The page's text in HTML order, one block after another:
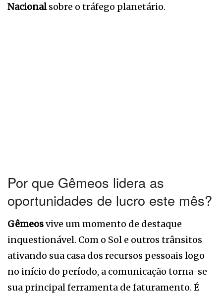
Nacionalsobre o tráfego planetário.
Por que Gêmeos lidera as
oportunidades de lucro este mês?
Gêmeosvive um momento de destaque
inquestionável. Com o Sol e outros trânsitos
ativando sua casa dos recursos pessoais logo
no início do período, a comunicação torna-se
sua principal ferramenta de faturamento. É